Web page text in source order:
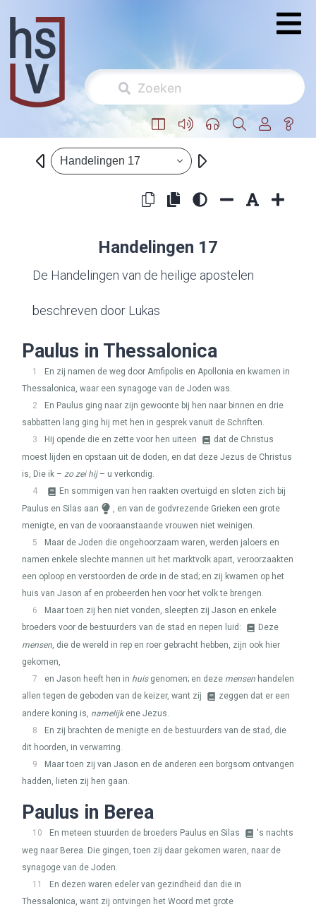
Handelingen 17
Handelingen 17
De Handelingen van de heilige apostelen
beschreven door Lukas
Paulus in Thessalonica
1
En zij namen de weg door Amfipolis en Apollonia en kwamen in
Thessalonica, waar een synagoge van de Joden was.
2
En Paulus ging naar zijn gewoonte bij hen naar binnen en drie
sabbatten lang ging hij met hen in gesprek vanuit de Schriften.
3
Hij opende die en zette voor hen uiteen
dat de Christus
moest lijden en opstaan uit de doden, en dat deze Jezus de Christus
is, Die ik – zo zei hij– u verkondig.
4
En sommigen van hen raakten overtuigd en sloten zich bij
Paulus en Silas aan
, en van de godvrezende Grieken een grote
menigte, en van de vooraanstaande vrouwen niet weinigen.
5
Maar de Joden die ongehoorzaam waren, werden jaloers en
namen enkele slechte mannen uit het marktvolk apart, veroorzaakten
een oploop en verstoorden de orde in de stad; en zij kwamen op het
huis van Jason af en probeerden hen voor het volk te brengen.
6
Maar toen zij hen niet vonden, sleepten zij Jason en enkele
broeders voor de bestuurders van de stad en riepen luid:
Deze
mensen, die de wereld in rep en roer gebracht hebben, zijn ook hier
gekomen,
7
en Jason heeft hen in huisgenomen; en deze mensen handelen
allen tegen de geboden van de keizer, want zij
zeggen dat er een
andere koning is, namelijkene Jezus.
8
En zij brachten de menigte en de bestuurders van de stad, die
dit hoorden, in verwarring.
9
Maar toen zij van Jason en de anderen een borgsom ontvangen
hadden, lieten zij hen gaan.
Paulus in Berea
10 En meteen stuurden de broeders Paulus en Silas
's nachts
weg naar Berea. Die gingen, toen zij daar gekomen waren, naar de
synagoge van de Joden.
11
En dezen waren edeler van gezindheid dan die in
Thessalonica, want zij ontvingen het Woord met grote